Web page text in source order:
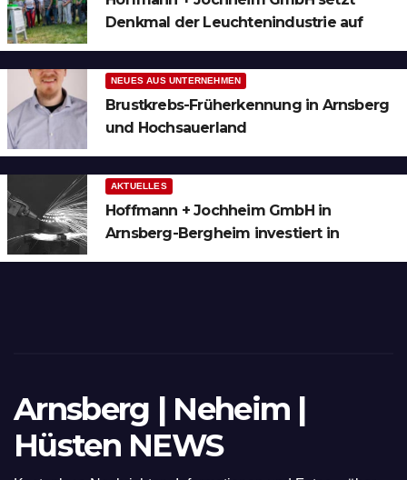
Denkmal der Leuchtenindustrie auf
NEUES AUS UNTERNEHMEN
Brustkrebs-Früherkennung in Arnsberg
und Hochsauerland
AKTUELLES
Hoffmann + Jochheim GmbH in
Arnsberg-Bergheim investiert in
Arnsberg | Neheim |
Hüsten NEWS